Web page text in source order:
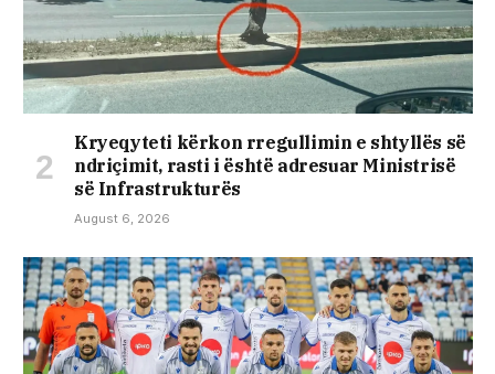
Kryeqyteti kërkon rregullimin e shtyllës së
ndriçimit, rasti i është adresuar Ministrisë
së Infrastrukturës
August 6, 2026